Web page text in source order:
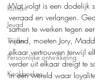
Roman
Jeugd
Thriller
Persoonlijke ontwikkeling
Kookboeken
Wat volgt is een dodelijk
verraad en verlangen.
samen te werken tegen
vijand, moeten Jory,
elkaar vertrouwen terwijl
verder uit elkaar dreigt te
in een wereld waar